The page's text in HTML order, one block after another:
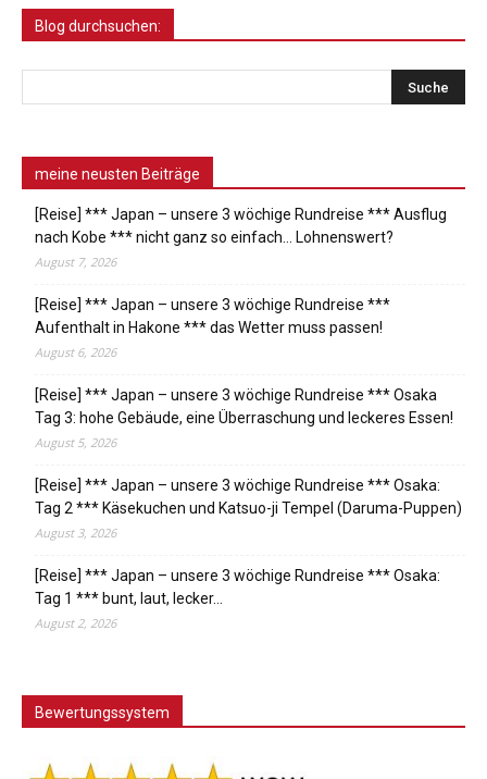
Blog durchsuchen:
meine neusten Beiträge
[Reise] *** Japan – unsere 3 wöchige Rundreise *** Ausflug
nach Kobe *** nicht ganz so einfach… Lohnenswert?
August 7, 2026
[Reise] *** Japan – unsere 3 wöchige Rundreise ***
Aufenthalt in Hakone *** das Wetter muss passen!
August 6, 2026
[Reise] *** Japan – unsere 3 wöchige Rundreise *** Osaka
Tag 3: hohe Gebäude, eine Überraschung und leckeres Essen!
August 5, 2026
[Reise] *** Japan – unsere 3 wöchige Rundreise *** Osaka:
Tag 2 *** Käsekuchen und Katsuo-ji Tempel (Daruma-Puppen)
August 3, 2026
[Reise] *** Japan – unsere 3 wöchige Rundreise *** Osaka:
Tag 1 *** bunt, laut, lecker…
August 2, 2026
Bewertungssystem